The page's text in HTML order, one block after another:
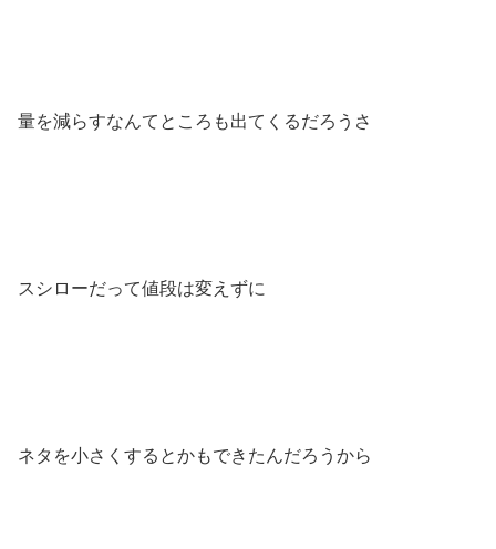
量を減らすなんてところも出てくるだろうさ
スシローだって値段は変えずに
ネタを小さくするとかもできたんだろうから